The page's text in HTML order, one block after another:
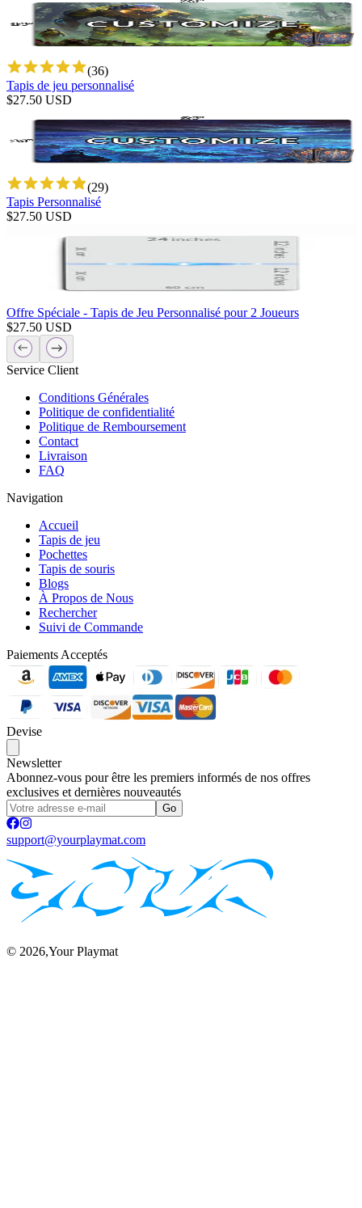
(36)
Tapis de jeu personnalisé
$27.50 USD
(29)
Tapis Personnalisé
$27.50 USD
Offre Spéciale - Tapis de Jeu Personnalisé pour 2 Joueurs
$27.50 USD
Service Client
Conditions Générales
Politique de confidentialité
Politique de Remboursement
Contact
Livraison
FAQ
Navigation
Accueil
Tapis de jeu
Pochettes
Tapis de souris
Blogs
À Propos de Nous
Rechercher
Suivi de Commande
Paiements Acceptés
Devise
Newsletter
Abonnez-vous pour être les premiers informés de nos offres
exclusives et dernières nouveautés
Go
support@yourplaymat.com
© 2026,Your Playmat